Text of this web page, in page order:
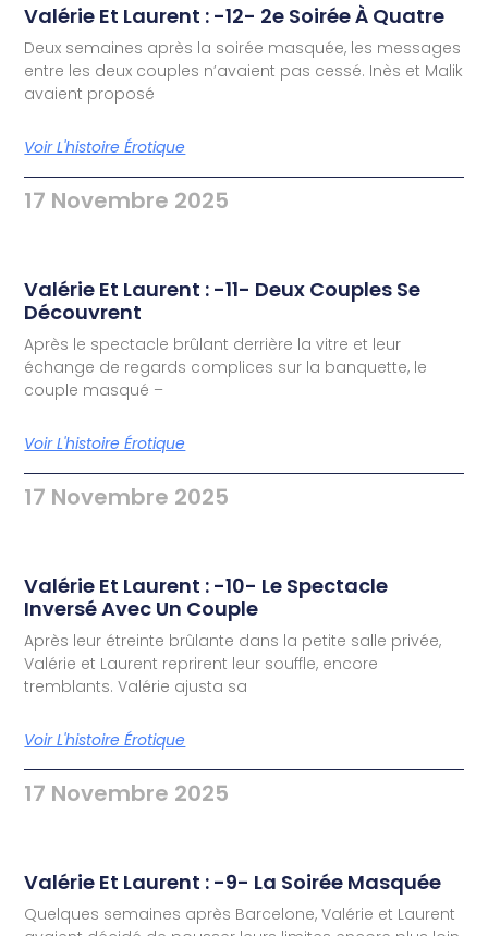
Valérie Et Laurent : -12- 2e Soirée À Quatre
Deux semaines après la soirée masquée, les messages
entre les deux couples n’avaient pas cessé. Inès et Malik
avaient proposé
Voir L'histoire Érotique
17 Novembre 2025
Valérie Et Laurent : -11- Deux Couples Se
Découvrent
Après le spectacle brûlant derrière la vitre et leur
échange de regards complices sur la banquette, le
couple masqué –
Voir L'histoire Érotique
17 Novembre 2025
Valérie Et Laurent : -10- Le Spectacle
Inversé Avec Un Couple
Après leur étreinte brûlante dans la petite salle privée,
Valérie et Laurent reprirent leur souffle, encore
tremblants. Valérie ajusta sa
Voir L'histoire Érotique
17 Novembre 2025
Valérie Et Laurent : -9- La Soirée Masquée
Quelques semaines après Barcelone, Valérie et Laurent